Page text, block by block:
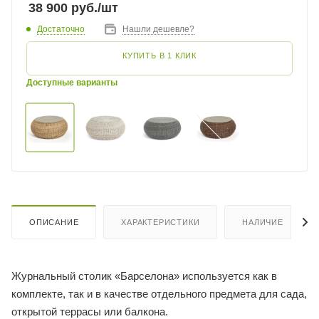
38 900 руб./шт
Достаточно Нашли дешевле?
Доступные варианты
КУПИТЬ В 1 КЛИК
ОПИСАНИЕ ХАРАКТЕРИСТИКИ НАЛИЧИЕ
Журнальный столик «Барселона» используется как в
комплекте, так и в качестве отдельного предмета для сада,
открытой террасы или балкона.